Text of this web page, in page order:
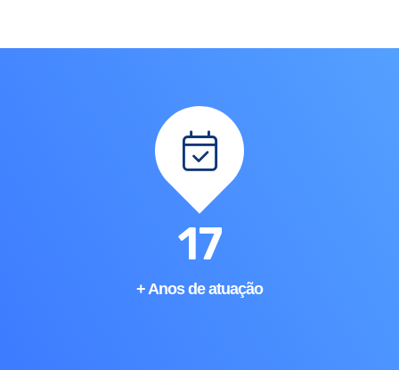
20
+ Anos de atuação